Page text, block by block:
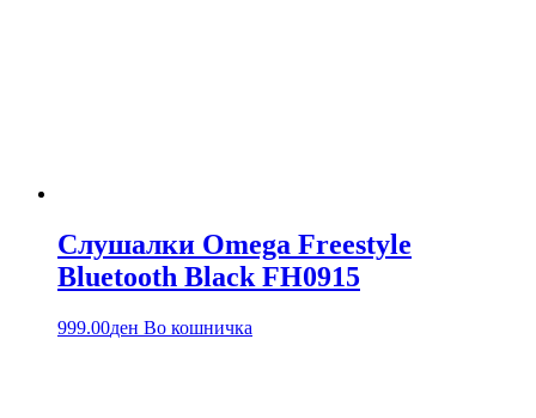
Слушалки Omega Freestyle
Bluetooth Black FH0915
999.00ден Во кошничка